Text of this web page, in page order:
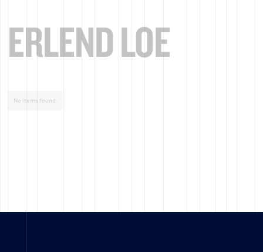
ERLEND LOE
No items found.